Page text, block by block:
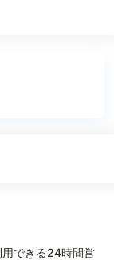
できる24時間営